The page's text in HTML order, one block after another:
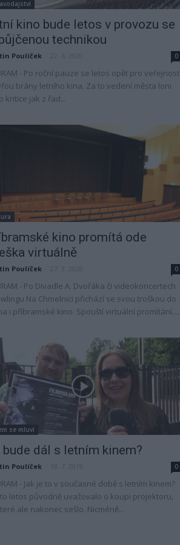
kino bude letos v provozu se
technikou
Poulíček 0
- Po roční pauze se letos opět pro veřejnost
brány letního kina. Za to vedení města loni
kritice jak z řad...
kino promítá ode
virtuálně
Poulíček 0
- Po Divadle A. Dvořáka či videokoncertech
Na Chmelnici přichází se svou troškou do
i příbramské kino. Spouští virtuální promítání....
se mluví
bude dál s letním kinem?
Poulíček 0
- Jak je to v současné době s letním kinem?
letos původně uvažovalo o koupi projektoru,
ale nakonec sešlo. Nicméně...